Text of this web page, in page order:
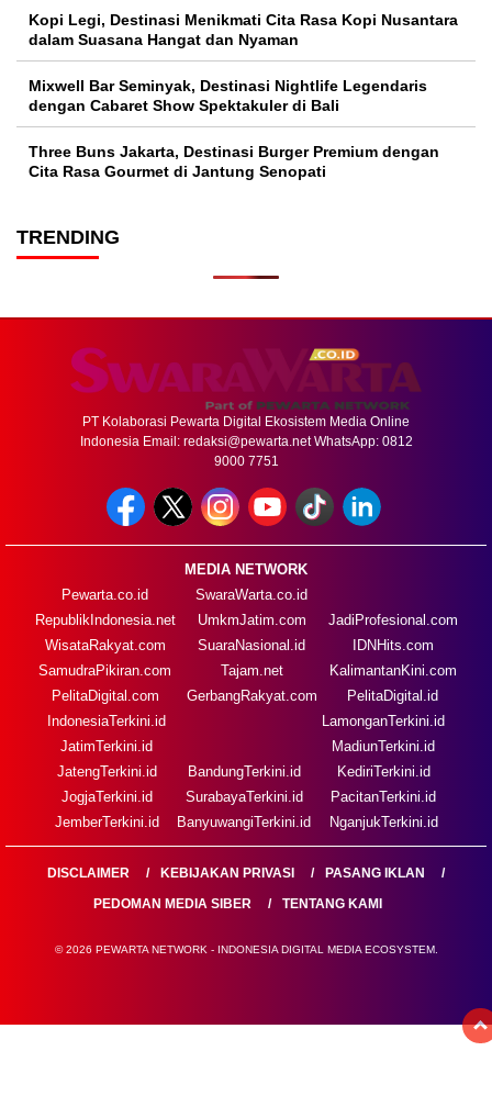
Kopi Legi, Destinasi Menikmati Cita Rasa Kopi Nusantara
dalam Suasana Hangat dan Nyaman
Mixwell Bar Seminyak, Destinasi Nightlife Legendaris
dengan Cabaret Show Spektakuler di Bali
Three Buns Jakarta, Destinasi Burger Premium dengan
Cita Rasa Gourmet di Jantung Senopati
TRENDING
PT Kolaborasi Pewarta Digital Ekosistem Media Online
Indonesia Email: redaksi@pewarta.netWhatsApp: 0812
9000 7751
MEDIA NETWORK
Pewarta.co.id
RepublikIndonesia.net
WisataRakyat.com
SamudraPikiran.com
PelitaDigital.com
SwaraWarta.co.id
UmkmJatim.com
SuaraNasional.id
Tajam.net
GerbangRakyat.com
JadiProfesional.com
IDNHits.com
KalimantanKini.com
PelitaDigital.id
IndonesiaTerkini.id
JatimTerkini.id
JatengTerkini.id
JogjaTerkini.id
JemberTerkini.id
BandungTerkini.id
SurabayaTerkini.id
BanyuwangiTerkini.id
LamonganTerkini.id
MadiunTerkini.id
KediriTerkini.id
PacitanTerkini.id
NganjukTerkini.id
DISCLAIMER KEBIJAKAN PRIVASI
PASANG IKLAN
PEDOMAN MEDIA SIBER
TENTANG KAMI
© 2026 PEWARTA NETWORK - INDONESIA DIGITAL MEDIA ECOSYSTEM.